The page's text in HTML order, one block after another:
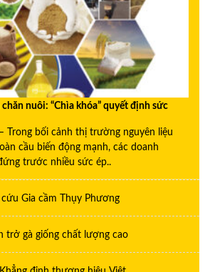
nuôi: “Chìa khóa” quyết định sức
Trong bối cảnh thị trường nguyên liệu
cầu biến động mạnh, các doanh
trước nhiều sức ép..
cứu Gia cầm Thụy Phương
trở gà giống chất lượng cao